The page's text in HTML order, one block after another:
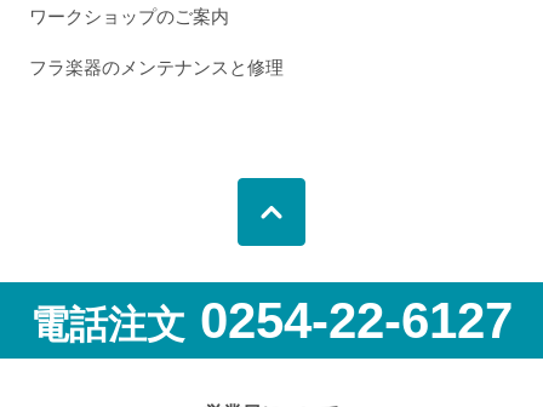
ワークショップのご案内
フラ楽器のメンテナンスと修理
電話注文 0254-22-6127